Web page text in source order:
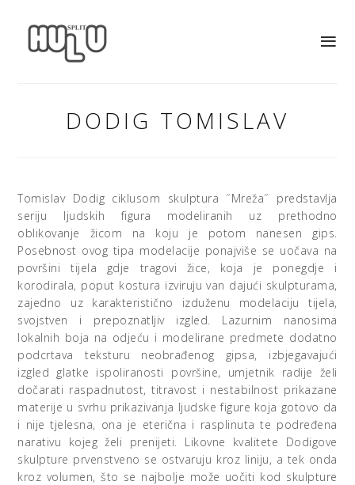
DODIG TOMISLAV
Tomislav Dodig ciklusom skulptura ˝Mreža˝ predstavlja
seriju ljudskih figura modeliranih uz prethodno
oblikovanje žicom na koju je potom nanesen gips.
Posebnost ovog tipa modelacije ponajviše se uočava na
površini tijela gdje tragovi žice, koja je ponegdje i
korodirala, poput kostura izviruju van dajući skulpturama,
zajedno uz karakteristično izduženu modelaciju tijela,
svojstven i prepoznatljiv izgled. Lazurnim nanosima
lokalnih boja na odjeću i modelirane predmete dodatno
podcrtava teksturu neobrađenog gipsa, izbjegavajući
izgled glatke ispoliranosti površine, umjetnik radije želi
dočarati raspadnutost, titravost i nestabilnost prikazane
materije u svrhu prikazivanja ljudske figure koja gotovo da
i nije tjelesna, ona je eterična i rasplinuta te podređena
narativu kojeg želi prenijeti. Likovne kvalitete Dodigove
skulpture prvenstveno se ostvaruju kroz liniju, a tek onda
kroz volumen, što se najbolje može uočiti kod skulpture